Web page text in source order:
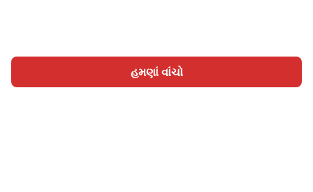
હમણાં વાંચો
હોમ શ્રેણી લખો લેખો સાઈન ઇન